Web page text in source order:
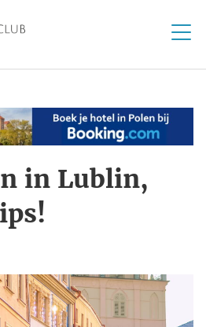
in Lublin,